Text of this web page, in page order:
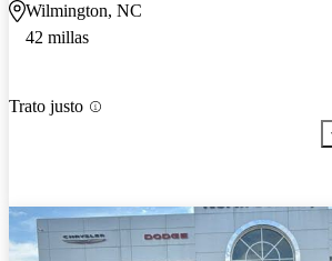
Wilmington, NC
42 millas
Trato justo